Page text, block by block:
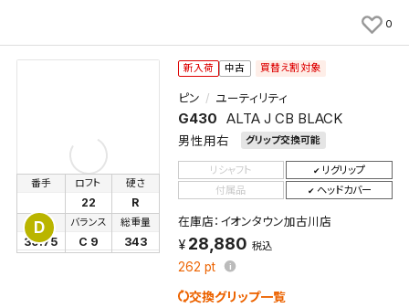
0
D
新入荷 中古 買替え割対象
ピン ユーティリティ
G430 ALTA J CB BLACK
男性用右 グリップ交換可能
番手 ロフト
22
硬さ
R
長さ
39.75
バランス
C 9
総重量
343
リシャフト
リグリップ
付属品
ヘッドカバー
在庫店：イオンタウン加古川店
28,880 税込
262 pt
交換グリップ一覧